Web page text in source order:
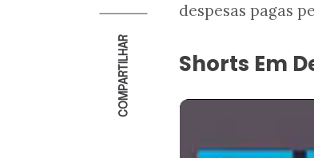
COMPARTILHAR
despesas pagas
Shorts Em